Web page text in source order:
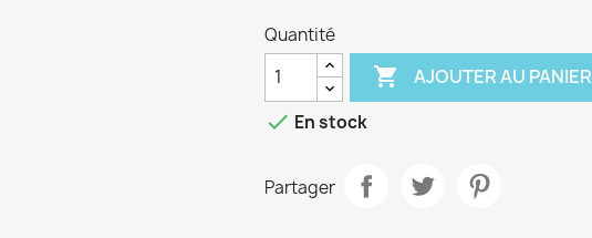
Quantité
 AJOUTER AU PANIER
 En stock
Partager